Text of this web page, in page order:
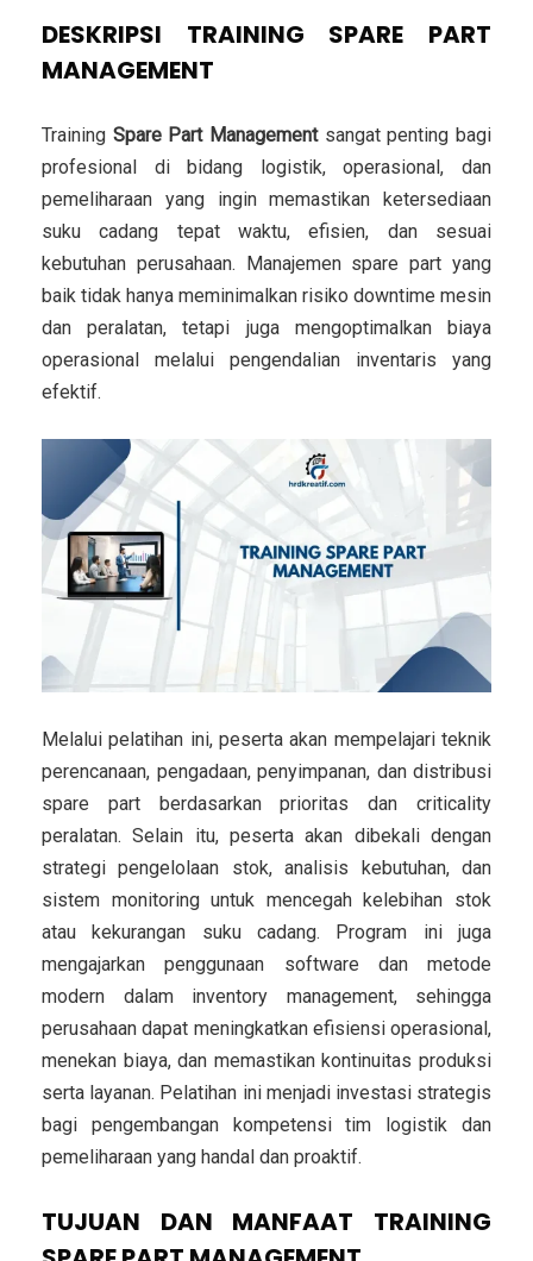
DESKRIPSI TRAINING SPARE PART
MANAGEMENT
Training Spare Part Managementsangat penting bagi
profesional di bidang logistik, operasional, dan
pemeliharaan yang ingin memastikan ketersediaan
suku cadang tepat waktu, efisien, dan sesuai
kebutuhan perusahaan. Manajemen spare part yang
baik tidak hanya meminimalkan risiko downtime mesin
dan peralatan, tetapi juga mengoptimalkan biaya
operasional melalui pengendalian inventaris yang
efektif.
Melalui pelatihan ini, peserta akan mempelajari teknik
perencanaan, pengadaan, penyimpanan, dan distribusi
spare part berdasarkan prioritas dan criticality
peralatan. Selain itu, peserta akan dibekali dengan
strategi pengelolaan stok, analisis kebutuhan, dan
sistem monitoring untuk mencegah kelebihan stok
atau kekurangan suku cadang. Program ini juga
mengajarkan penggunaan software dan metode
modern dalam inventory management, sehingga
perusahaan dapat meningkatkan efisiensi operasional,
menekan biaya, dan memastikan kontinuitas produksi
serta layanan. Pelatihan ini menjadi investasi strategis
bagi pengembangan kompetensi tim logistik dan
pemeliharaan yang handal dan proaktif.
TUJUAN DAN MANFAAT TRAINING